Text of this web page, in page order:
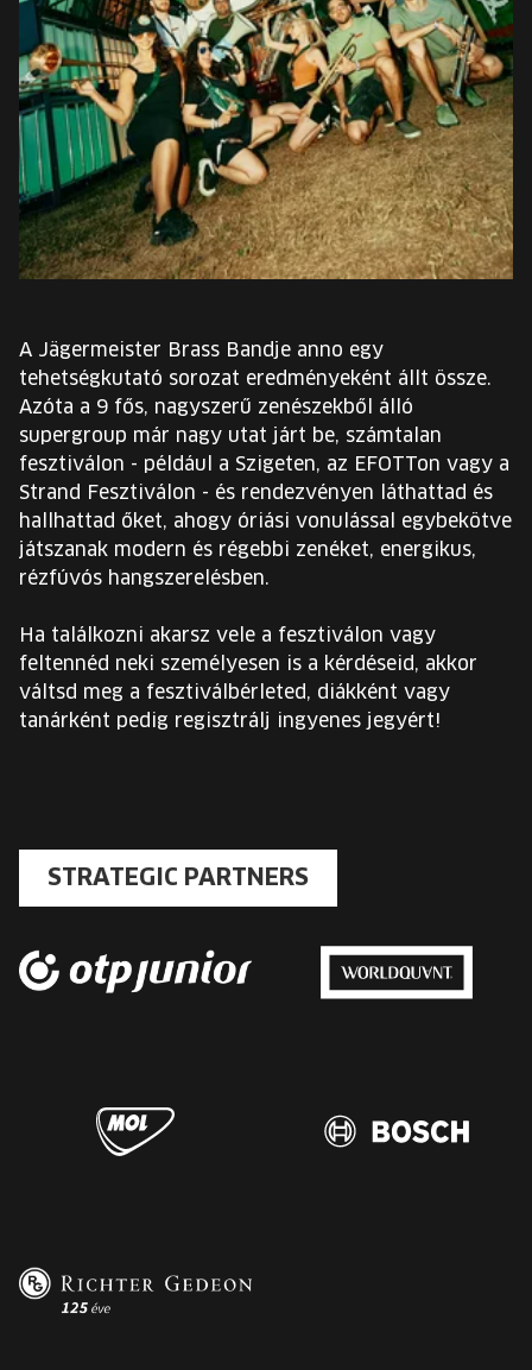
EURÓPA JÖVŐFESZTIVÁLJA
ELŐADÓK
INGYENES DIÁK- ÉS TANÁRREGISZTRÁCIÓ
JEGYEK
KOSÁR
EN
Change
language:
EN
A Jägermeister Brass Bandje anno egy
tehetségkutató sorozat eredményeként állt össze.
Azóta a 9 fős, nagyszerű zenészekből álló
supergroup már nagy utat járt be, számtalan
fesztiválon - például a Szigeten, az EFOTTon vagy a
Strand Fesztiválon - és rendezvényen láthattad és
hallhattad őket, ahogy óriási vonulással egybekötve
játszanak modern és régebbi zenéket, energikus,
rézfúvós hangszerelésben.
Ha találkozni akarsz vele a fesztiválon vagy
feltennéd neki személyesen is a kérdéseid, akkor
váltsd meg a fesztiválbérleted, diákként vagy
tanárként pedig regisztrálj ingyenes jegyért!
STRATEGIC PARTNERS